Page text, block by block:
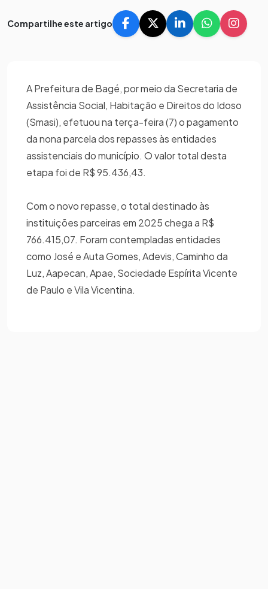
Compartilhe este artigo
A Prefeitura de Bagé, por meio da Secretaria de
Assistência Social, Habitação e Direitos do Idoso
(Smasi), efetuou na terça-feira (7) o pagamento
da nona parcela dos repasses às entidades
assistenciais do município. O valor total desta
etapa foi de R$ 95.436,43.
Com o novo repasse, o total destinado às
instituições parceiras em 2025 chega a R$
766.415,07. Foram contempladas entidades
como José e Auta Gomes, Adevis, Caminho da
Luz, Aapecan, Apae, Sociedade Espírita Vicente
de Paulo e Vila Vicentina.